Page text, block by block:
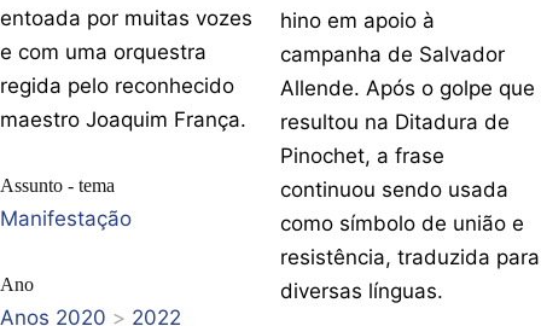
entoada por muitas vozes
e com uma orquestra
regida pelo reconhecido
maestro Joaquim França.
Assunto - tema
Manifestação
Ano
Anos 2020 > 2022
hino em apoio à
campanha de Salvador
Allende. Após o golpe que
resultou na Ditadura de
Pinochet, a frase
continuou sendo usada
como símbolo de união e
resistência, traduzida para
diversas línguas.